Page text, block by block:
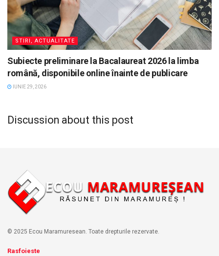
STIRI, ACTUALITATE
Subiecte preliminare la Bacalaureat 2026 la limba
română, disponibile online înainte de publicare
IUNIE 29, 2026
Discussion about this post
© 2025 Ecou Maramuresean. Toate drepturile rezervate.
Rasfoieste